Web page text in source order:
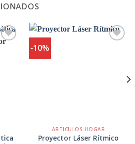
-10%
ARTICULOS HOGAR
Proyector Láser Rítmico